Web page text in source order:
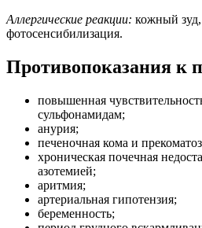
Аллергические реакции: кожный
фотосенсибилизация.
Противопоказания к
повышенная
сульфонамидам;
анурия;
печеночная кома и
хроническая почечная
азотемией;
аритмия;
артериальная гипотензия;
беременность;